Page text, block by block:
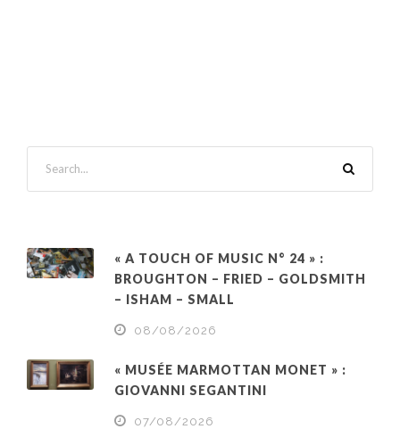
« A TOUCH OF MUSIC N° 24 » :
BROUGHTON – FRIED – GOLDSMITH
– ISHAM – SMALL
08/08/2026
« MUSÉE MARMOTTAN MONET » :
GIOVANNI SEGANTINI
07/08/2026